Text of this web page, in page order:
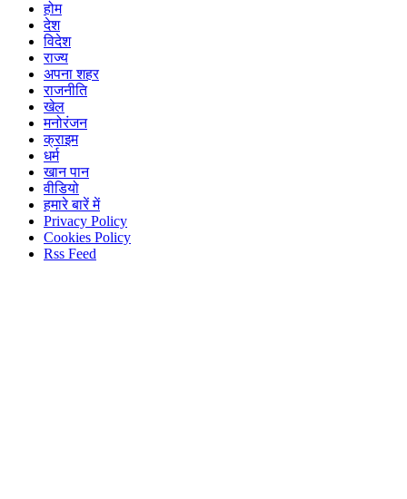
होम
देश
विदेश
राज्य
अपना शहर
राजनीति
खेल
मनोरंजन
क्राइम
धर्म
खान पान
वीडियो
हमारे बारें में
Privacy Policy
Cookies Policy
Rss Feed